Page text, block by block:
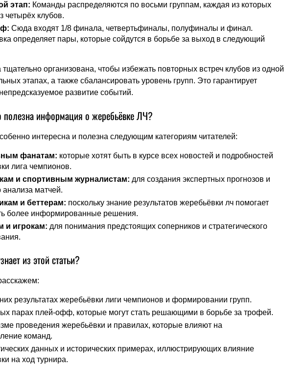
этап: Команды распределяются по восьми группам, каждая из которых
четырёх клубов.
Сюда входят 1/8 финала, четвертьфиналы, полуфиналы и финал.
определяет пары, которые сойдутся в борьбе за выход в следующий
организована, чтобы избежать повторных встреч клубов из одной
этапах, а также сбалансировать уровень групп. Это гарантирует
развитие событий.
полезна информация о жеребьёвке ЛЧ?
интересна и полезна следующим категориям читателей:
фанатам: которые хотят быть в курсе всех новостей и подробностей
лига чемпионов.
и спортивным журналистам: для создания экспертных прогнозов и
анализа матчей.
и беттерам: поскольку знание результатов жеребьёвки лч помогает
более информированные решения.
и игрокам: для понимания предстоящих соперников и стратегического
из этой статьи?
результатах жеребьёвки лиги чемпионов и формировании групп.
парах плей-офф, которые могут стать решающими в борьбе за трофей.
проведения жеребьёвки и правилах, которые влияют на
команд.
данных и исторических примерах, иллюстрирующих влияние
на ход турнира.